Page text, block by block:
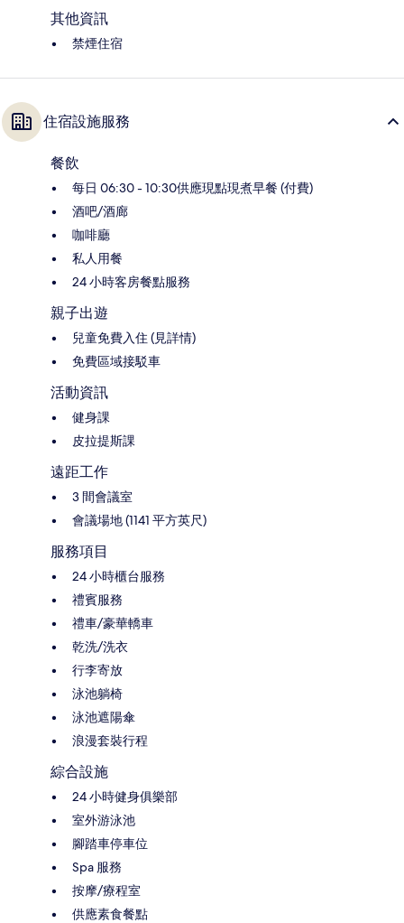
其他資訊
禁煙住宿
住宿設施服務
餐飲
每日 06:30 - 10:30供應現點現煮早餐 (付費)
酒吧/酒廊
咖啡廳
私人用餐
24 小時客房餐點服務
親子出遊
兒童免費入住 (見詳情)
免費區域接駁車
活動資訊
健身課
皮拉提斯課
遠距工作
3 間會議室
會議場地 (1141 平方英尺)
服務項目
24 小時櫃台服務
禮賓服務
禮車/豪華轎車
乾洗/洗衣
行李寄放
泳池躺椅
泳池遮陽傘
浪漫套裝行程
綜合設施
24 小時健身俱樂部
室外游泳池
腳踏車停車位
Spa 服務
按摩/療程室
供應素食餐點